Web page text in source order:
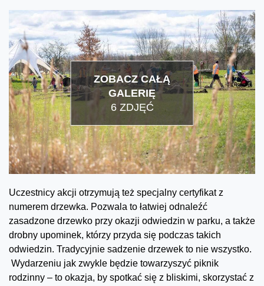
ZOBACZ CAŁĄ
GALERIĘ
6 ZDJĘĆ
Uczestnicy akcji otrzymują też specjalny certyfikat z
numerem drzewka. Pozwala to łatwiej odnaleźć
zasadzone drzewko przy okazji odwiedzin w parku, a także
drobny upominek, którzy przyda się podczas takich
odwiedzin. Tradycyjnie sadzenie drzewek to nie wszystko.
Wydarzeniu jak zwykle będzie towarzyszyć piknik
rodzinny – to okazja, by spotkać się z bliskimi, skorzystać z